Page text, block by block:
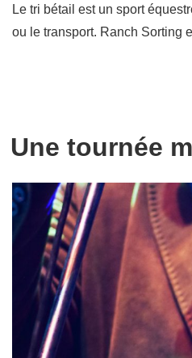
Le tri bétail est un sport
ou le transport. Ranch Sorting
Une tournée